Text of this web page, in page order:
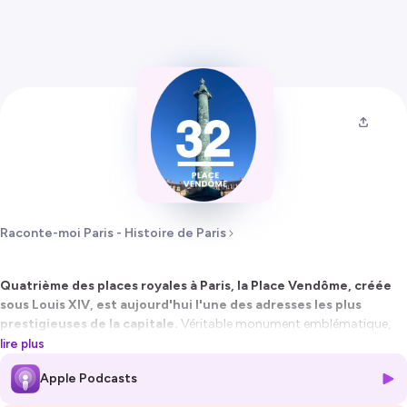
Raconte-moi Paris - Histoire de Paris
Quatrième des places royales à Paris, la Place Vendôme, créée
sous Louis XIV, est aujourd'hui l'une des adresses les plus
prestigieuses de la capitale. Véritable monument emblématique,
elle fascine par son architecture classique, restée inchangée depuis
plus de trois siècles, et par les grandes figures historiques qu’elle a vu
passer. Son histoire mouvementée est marquée par la destruction de
lire plus
Apple Podcasts